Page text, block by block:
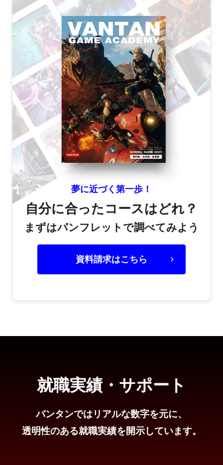
夢に近づく第一歩！
自分に合ったコースはどれ？
まずはパンフレットで調べてみよう
資料請求はこちら
就職実績・サポート
バンタンではリアルな数字を元に、
透明性のある就職実績を開示しています。